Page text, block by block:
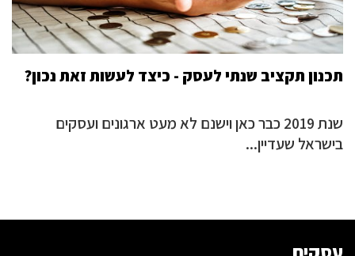
תכנון תקציב שנתי לעסק - כיצד לעשות זאת נכון?
שנת 2019 כבר כאן וישנם לא מעט ארגונים ועסקים
בישראל שעדיין...